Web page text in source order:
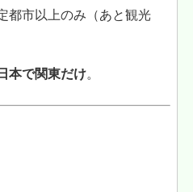
都市以上のみ（あと観光
本で関東だけ。